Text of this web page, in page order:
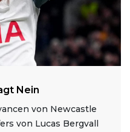
Nein
von Newcastle
von Lucas Bergvall